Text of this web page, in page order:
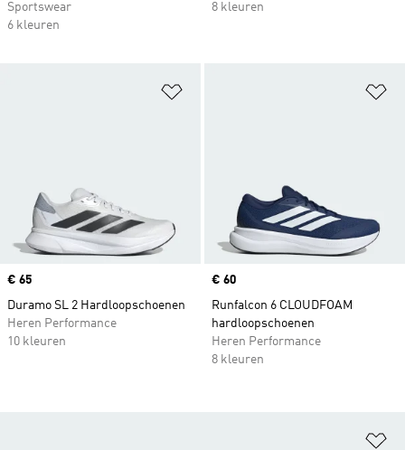
Sportswear
6 kleuren
8 kleuren
Price
€ 65
Duramo SL 2 Hardloopschoenen
Heren Performance
10 kleuren
Price
€ 60
Runfalcon 6 CLOUDFOAM
hardloopschoenen
Heren Performance
8 kleuren